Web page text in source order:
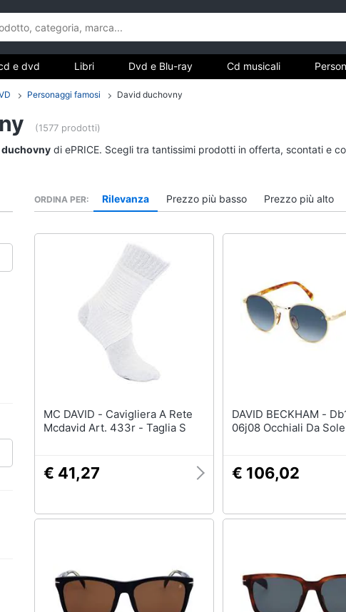
Libri, cd e dvd
Libri di Cucina
Architettura
Walt disney film
e dvd Libri Dvd e Blu-ray Cd musicali
Personaggi famosi David duchovny
(1577 prodotti)
duchovny di ePRICE. Scegli tra tantissimi prodotti in offerta, scontati e
ORDINA PER Rilevanza Prezzo più basso Prezzo più alto
MC DAVID - Cavigliera A Rete
Mcdavid Art. 433r - Taglia S
€ 41,27
DAVID BECKHAM - Db1116/s
06j08 Occhiali Da Sole
€ 106,02